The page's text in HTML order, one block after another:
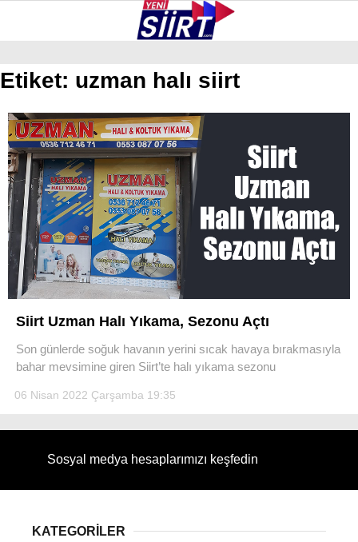
Facebook
GALERİ VİDEO YAZARLAR
KURTALAN
ERUH
BAYKAN
PERVARI
ŞIRVAN
TILLO
GÜNDEM
NÖBETÇI ECZANELER
Etiket: uzman halı siirt
Siirt Uzman Halı Yıkama, Sezonu Açtı
Son günlerde soğuk havanın yerini sıcak havaya bırakmasıyla
bahar mevsimine giren Siirt’te halı yıkama sezonu
06 Nisan 2022 Çarşamba 19:35
Sosyal medya hesaplarımızı keşfedin
KATEGORİLER